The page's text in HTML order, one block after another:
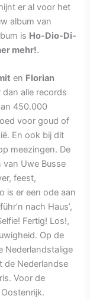
er al voor het
album van
is Ho-Dio-Di-
mehr!.
en Florian
alle records
450.000
voor goud of
En ook bij dit
meezingen. De
Uwe Busse
feest,
is er een ode aan
nach Haus’,
Fertig! Los!,
Op de
Nederlandstalige
de Nederlandse
Voor de